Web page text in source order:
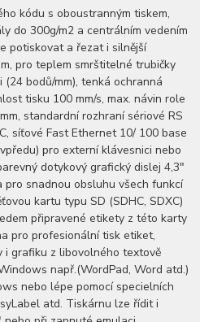
kódu s oboustranným tiskem,
do 300g/m2 a centrálním vedením
potiskovat a řezat i silnější
pro teplem smrštitelné trubičky
bodů/mm), tenká ochranná
tisku 100 mm/s, max. návin role
standardní rozhraní sériové RS
síťové Fast Ethernet 10/ 100 base
pro externí klávesnici nebo
dotykový grafický dislej 4,3"
snadnou obsluhu všech funkcí
kartu typu SD (SDHC, SDXC)
připravené etikety z této karty
pro profesionální tisk etiket,
i grafiku z libovolného textově
např.(WordPad, Word atd.)
nebo lépe pomocí specielních
atd. Tiskárnu lze řídit i